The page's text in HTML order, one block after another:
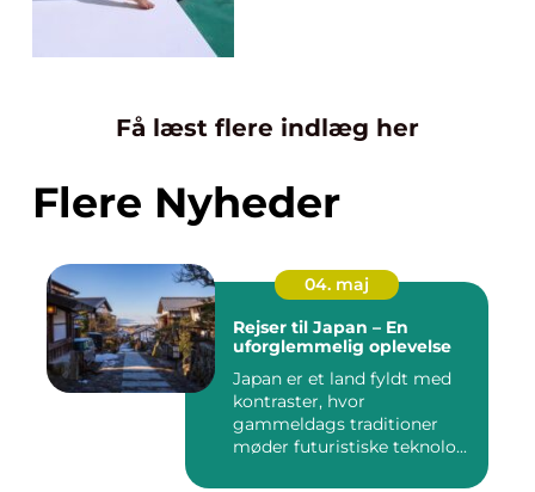
Få læst flere indlæg her
Flere Nyheder
04. maj
Rejser til Japan – En
uforglemmelig oplevelse
Japan er et land fyldt med
kontraster, hvor
gammeldags traditioner
møder futuristiske teknolo...